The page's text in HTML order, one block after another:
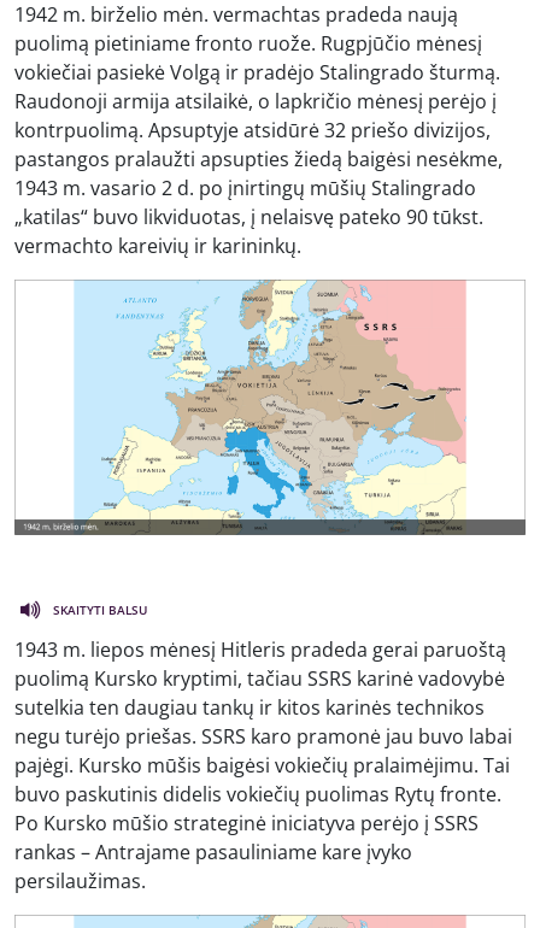
1942 m. birželio mėn. vermachtas pradeda naują
puolimą pietiniame fronto ruože. Rugpjūčio mėnesį
vokiečiai pasiekė Volgą ir pradėjo Stalingrado šturmą.
Raudonoji armija atsilaikė, o lapkričio mėnesį perėjo į
kontrpuolimą. Apsuptyje atsidūrė 32 priešo divizijos,
pastangos pralaužti apsupties žiedą baigėsi nesėkme,
1943 m. vasario 2 d. po įnirtingų mūšių Stalingrado
„katilas“ buvo likviduotas, į nelaisvę pateko 90 tūkst.
vermachto kareivių ir karininkų.
SKAITYTI BALSU
1943 m. liepos mėnesį Hitleris pradeda gerai paruoštą
puolimą Kursko kryptimi, tačiau SSRS karinė vadovybė
sutelkia ten daugiau tankų ir kitos karinės technikos
negu turėjo priešas. SSRS karo pramonė jau buvo labai
pajėgi. Kursko mūšis baigėsi vokiečių pralaimėjimu. Tai
buvo paskutinis didelis vokiečių puolimas Rytų fronte.
Po Kursko mūšio strateginė iniciatyva perėjo į SSRS
rankas – Antrajame pasauliniame kare įvyko
persilaužimas.